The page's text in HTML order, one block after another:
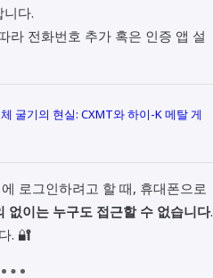
다.
라 전화번호 추가 혹은 인증 앱 설
굴기의 현실: CXMT와 하이-K 메탈 게
로그인하려고 할 때, 휴대폰으로
없이는 누구도 접근할 수 없습니다.
. 🔐